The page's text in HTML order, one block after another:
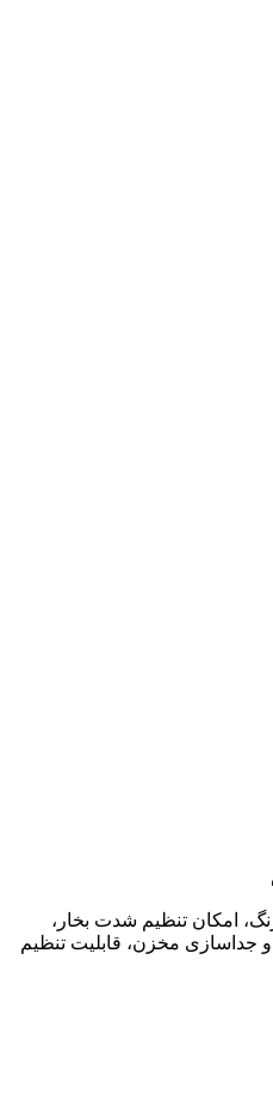
امکان تنظیم شدت بخار،
جداسازی مخزن، قابلیت تنظیم